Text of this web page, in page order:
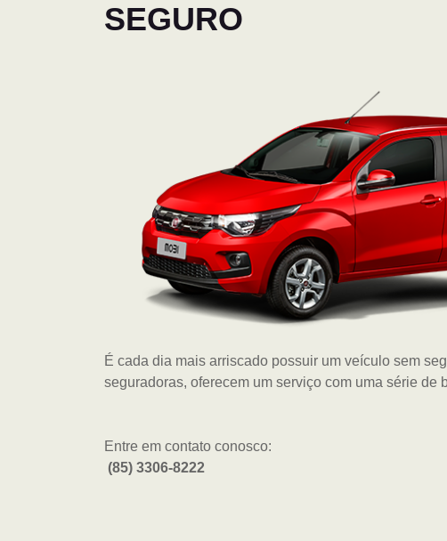
SEGURO
É cada dia mais arriscado possuir um veículo sem
seguradoras, oferecem um serviço com uma série
Entre em contato conosco:
(85) 3306-8222